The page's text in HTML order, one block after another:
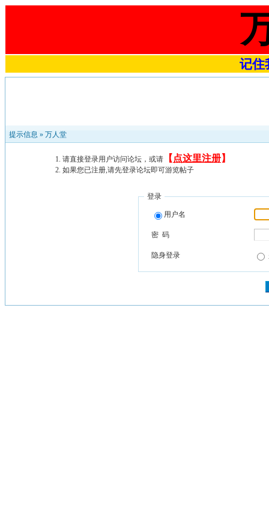
记住
提示信息 » 万人堂
请直接登录用户访问论坛，或请 【 点这里注册】
如果您已注册,请先登录论坛即可游览帖子
登录
用户名
密 码
隐身登录